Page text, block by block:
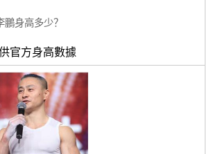
鵬身高多少？
官方身高數據